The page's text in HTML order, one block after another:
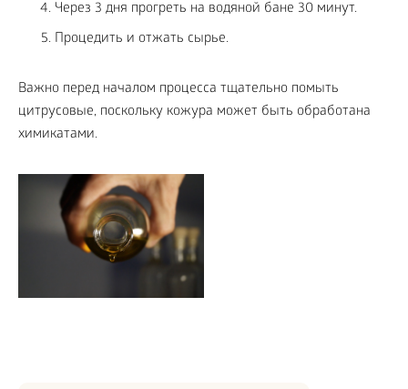
Через 3 дня прогреть на водяной бане 30 минут.
Процедить и отжать сырье.
Важно перед началом процесса тщательно помыть
цитрусовые, поскольку кожура может быть обработана
химикатами.